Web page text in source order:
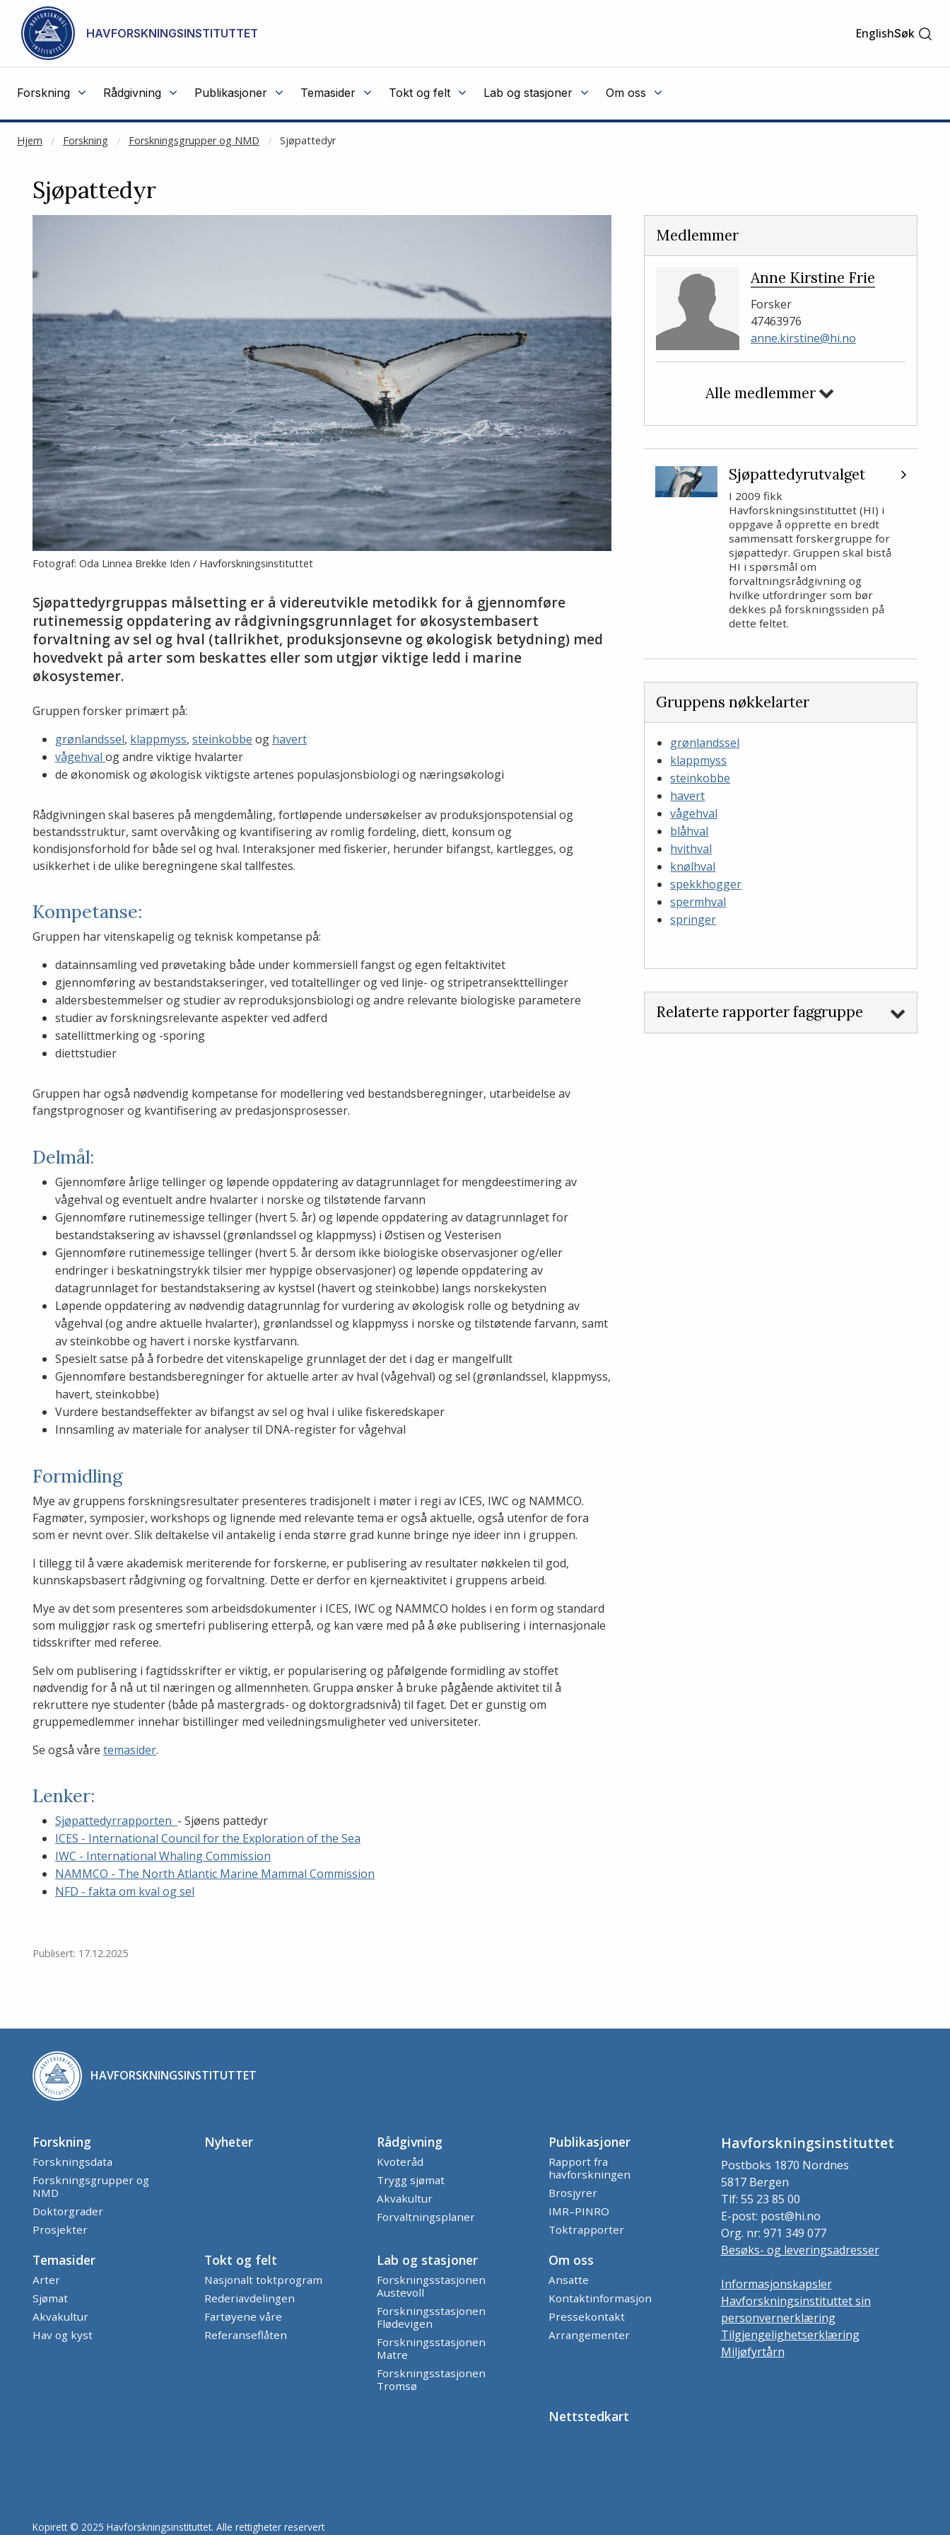
Gå til hovedinnhold
HAVFORSKNINGSINSTITUTTET EnglishSøk
Forskning Rådgivning Publikasjoner Temasider Tokt og felt Lab og stasjoner Om oss
Hjem Forskning Forskningsgrupper og NMD Sjøpattedyr
NOT CACHED
Sjøpattedyr
Fotograf: Oda Linnea Brekke Iden / Havforskningsinstituttet
Sjøpattedyrgruppas målsetting er å videreutvikle metodikk for å gjennomføre
rutinemessig oppdatering av rådgivningsgrunnlaget for økosystembasert
forvaltning av sel og hval (tallrikhet, produksjonsevne og økologisk betydning) med
hovedvekt på arter som beskattes eller som utgjør viktige ledd i marine
økosystemer.
Gruppen forsker primært på:
grønlandssel, klappmyss, steinkobbe og havert
vågehval og andre viktige hvalarter
de økonomisk og økologisk viktigste artenes populasjonsbiologi og næringsøkologi
Rådgivningen skal baseres på mengdemåling, fortløpende undersøkelser av produksjonspotensial og
bestandsstruktur, samt overvåking og kvantifisering av romlig fordeling, diett, konsum og
kondisjonsforhold for både sel og hval. Interaksjoner med fiskerier, herunder bifangst, kartlegges, og
usikkerhet i de ulike beregningene skal tallfestes.
Kompetanse:
Gruppen har vitenskapelig og teknisk kompetanse på:
datainnsamling ved prøvetaking både under kommersiell fangst og egen feltaktivitet
gjennomføring av bestandstakseringer, ved totaltellinger og ved linje- og stripetransekttellinger
aldersbestemmelser og studier av reproduksjonsbiologi og andre relevante biologiske parametere
studier av forskningsrelevante aspekter ved adferd
satellittmerking og -sporing
diettstudier
Gruppen har også nødvendig kompetanse for modellering ved bestandsberegninger, utarbeidelse av
fangstprognoser og kvantifisering av predasjonsprosesser.
Delmål:
Gjennomføre årlige tellinger og løpende oppdatering av datagrunnlaget for mengdeestimering av
vågehval og eventuelt andre hvalarter i norske og tilstøtende farvann
Gjennomføre rutinemessige tellinger (hvert 5. år) og løpende oppdatering av datagrunnlaget for
bestandstaksering av ishavssel (grønlandssel og klappmyss) i Østisen og Vesterisen
Gjennomføre rutinemessige tellinger (hvert 5. år dersom ikke biologiske observasjoner og/eller
endringer i beskatningstrykk tilsier mer hyppige observasjoner) og løpende oppdatering av
datagrunnlaget for bestandstaksering av kystsel (havert og steinkobbe) langs norskekysten
Løpende oppdatering av nødvendig datagrunnlag for vurdering av økologisk rolle og betydning av
vågehval (og andre aktuelle hvalarter), grønlandssel og klappmyss i norske og tilstøtende farvann, samt
av steinkobbe og havert i norske kystfarvann.
Spesielt satse på å forbedre det vitenskapelige grunnlaget der det i dag er mangelfullt
Gjennomføre bestandsberegninger for aktuelle arter av hval (vågehval) og sel (grønlandssel, klappmyss,
havert, steinkobbe)
Vurdere bestandseffekter av bifangst av sel og hval i ulike fiskeredskaper
Innsamling av materiale for analyser til DNA-register for vågehval
Formidling
Mye av gruppens forskningsresultater presenteres tradisjonelt i møter i regi av ICES, IWC og NAMMCO.
Fagmøter, symposier, workshops og lignende med relevante tema er også aktuelle, også utenfor de fora
som er nevnt over. Slik deltakelse vil antakelig i enda større grad kunne bringe nye ideer inn i gruppen.
I tillegg til å være akademisk meriterende for forskerne, er publisering av resultater nøkkelen til god,
kunnskapsbasert rådgivning og forvaltning. Dette er derfor en kjerneaktivitet i gruppens arbeid.
Mye av det som presenteres som arbeidsdokumenter i ICES, IWC og NAMMCO holdes i en form og standard
som muliggjør rask og smertefri publisering etterpå, og kan være med på å øke publisering i internasjonale
tidsskrifter med referee.
Selv om publisering i fagtidsskrifter er viktig, er popularisering og påfølgende formidling av stoffet
nødvendig for å nå ut til næringen og allmennheten. Gruppa ønsker å bruke pågående aktivitet til å
rekruttere nye studenter (både på mastergrads- og doktorgradsnivå) til faget. Det er gunstig om
gruppemedlemmer innehar bistillinger med veiledningsmuligheter ved universiteter.
Se også våre temasider.
Lenker:
Sjøpattedyrrapporten - Sjøens pattedyr
ICES - International Council for the Exploration of the Sea
IWC - International Whaling Commission
NAMMCO - The North Atlantic Marine Mammal Commission
NFD - fakta om kval og sel
Publisert: 17.12.2025
Medlemmer
Anne Kirstine Frie
Forsker
47463976
anne.kirstine@hi.no
Alle medlemmer
Sjøpattedyrutvalget
I 2009 fikk
Havforskningsinstituttet (HI) i
oppgave å opprette en bredt
sammensatt forskergruppe for
sjøpattedyr. Gruppen skal bistå
HI i spørsmål om
forvaltningsrådgivning og
hvilke utfordringer som bør
dekkes på forskningssiden på
dette feltet.
Gruppens nøkkelarter
grønlandssel
klappmyss
steinkobbe
havert
vågehval
blåhval
hvithval
knølhval
spekkhogger
spermhval
springer
Relaterte rapporter faggruppe
HAVFORSKNINGSINSTITUTTET
Forskning
Forskningsdata
Forskningsgrupper og
NMD
Doktorgrader
Prosjekter
Nyheter Rådgivning
Kvoteråd
Trygg sjømat
Akvakultur
Forvaltningsplaner
Publikasjoner
Rapport fra
havforskningen
Brosjyrer
IMR–PINRO
Toktrapporter
Temasider
Arter
Sjømat
Akvakultur
Hav og kyst
Tokt og felt
Nasjonalt toktprogram
Rederiavdelingen
Fartøyene våre
Referanseflåten
Lab og stasjoner
Forskningsstasjonen
Austevoll
Forskningsstasjonen
Flødevigen
Forskningsstasjonen
Matre
Forskningsstasjonen
Tromsø
Om oss
Ansatte
Kontaktinformasjon
Pressekontakt
Arrangementer
Nettstedkart
Havforskningsinstituttet
Postboks 1870 Nordnes
5817 Bergen
Tlf: 55 23 85 00
E-post: post@hi.no
Org. nr: 971 349 077
Besøks- og leveringsadresser
Informasjonskapsler
Havforskningsinstituttet sin
personvernerklæring
Tilgjengelighetserklæring
Miljøfyrtårn
Kopirett © 2025 Havforskningsinstituttet. Alle rettigheter reservert